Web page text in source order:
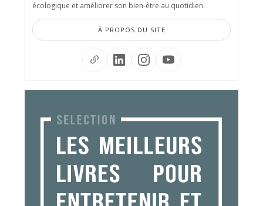
écologique et améliorer son bien-être au quotidien.
À PROPOS DU SITE